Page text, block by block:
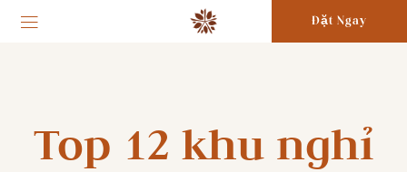
Đặt Ngay
Top 12 khu nghỉ